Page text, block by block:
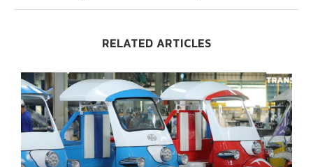
RELATED ARTICLES